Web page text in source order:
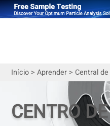
Início> Aprender> Central
CENTRO